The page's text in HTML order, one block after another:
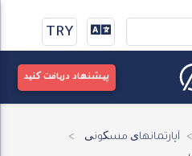
TRY
پیشنهاد دریافت کنید
آپارتمانهای مسکونی